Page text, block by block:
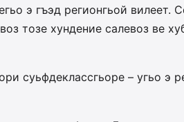
э гъэд регионгьой вилеет.
тозе хундение салевоз ве
суьфдеклассгьоре – угьо э